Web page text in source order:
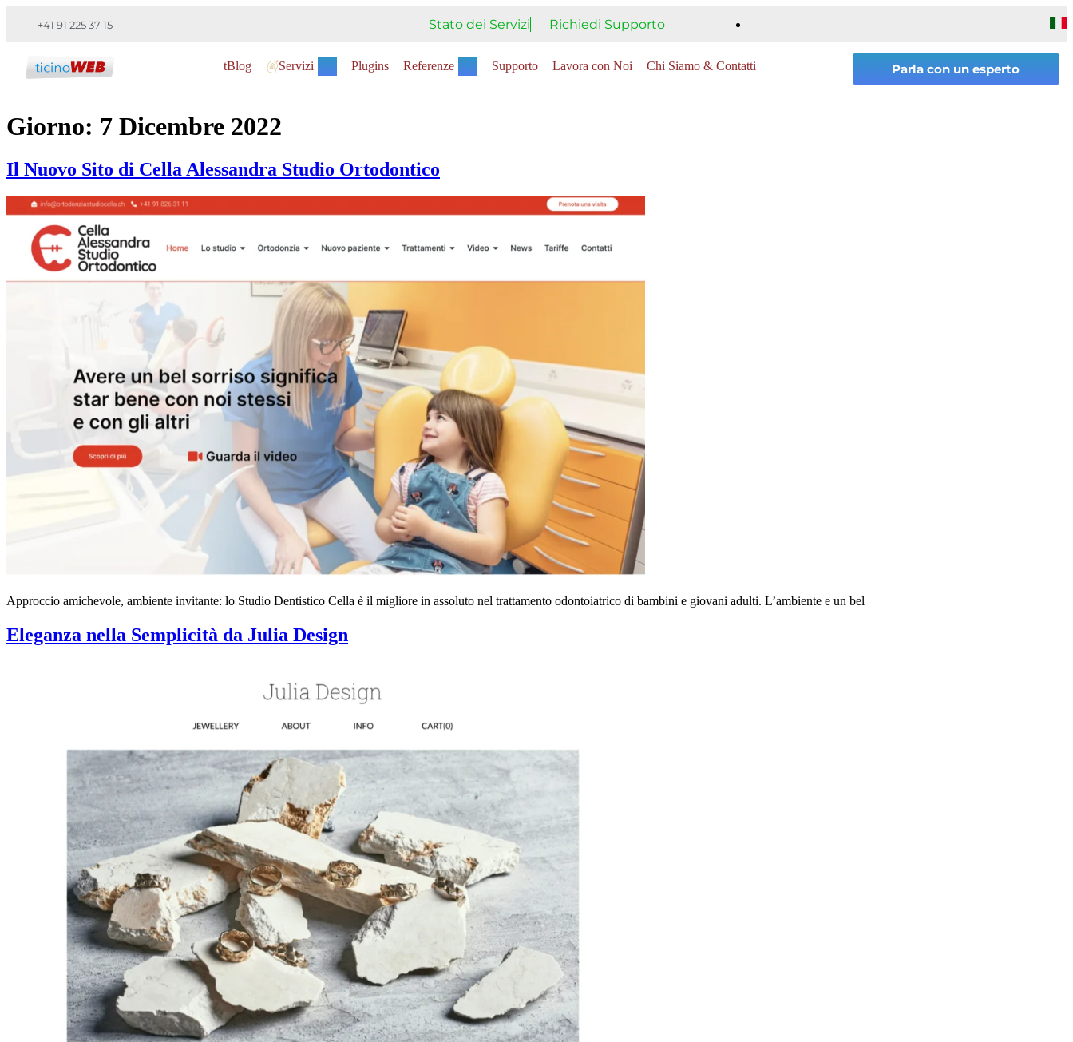
+41 91 225 37 15 Stato dei Servizi Richiedi Supporto
tBlog Servizi Plugins Referenze Supporto Lavora con Noi Chi Siamo & Contatti Parla con un esperto
Giorno: 7 Dicembre 2022
Il Nuovo Sito di Cella Alessandra Studio Ortodontico
Approccio amichevole, ambiente invitante: lo Studio Dentistico Cella è il migliore in assoluto nel trattamento odontoiatrico di bambini e giovani adulti. L’ambiente e un bel
Eleganza nella Semplicità da Julia Design